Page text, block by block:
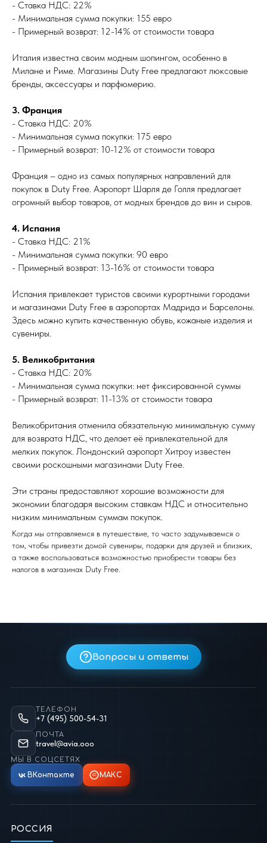
- Ставка НДС: 22%
- Минимальная сумма покупки: 155 евро
- Примерный возврат: 12-14% от стоимости товара
Италия известна своим модным шопингом, особенно в
Милане и Риме. Магазины Duty Free предлагают люксовые
бренды, аксессуары и парфюмерию.
3. Франция
- Ставка НДС: 20%
- Минимальная сумма покупки: 175 евро
- Примерный возврат: 10-12% от стоимости товара
Франция – одно из самых популярных направлений для
покупок в Duty Free. Аэропорт Шарля де Голля предлагает
огромный выбор товаров, от модных брендов до вин и сыров.
4. Испания
- Ставка НДС: 21%
- Минимальная сумма покупки: 90 евро
- Примерный возврат: 13-16% от стоимости товара
Испания привлекает туристов своими курортными городами
и магазинами Duty Free в аэропортах Мадрида и Барселоны.
Здесь можно купить качественную обувь, кожаные изделия и
сувениры.
5. Великобритания
- Ставка НДС: 20%
- Минимальная сумма покупки: нет фиксированной суммы
- Примерный возврат: 11-13% от стоимости товара
Великобритания отменила обязательную минимальную сумму
для возврата НДС, что делает её привлекательной для
мелких покупок. Лондонский аэропорт Хитроу известен
своими роскошными магазинами Duty Free.
Эти страны предоставляют хорошие возможности для
экономии благодаря высоким ставкам НДС и относительно
низким минимальным суммам покупок.
Когда мы отправляемся в путешествие, то часто задумываемся о
том, чтобы привезти домой сувениры, подарки для друзей и близких,
а также воспользоваться возможностью приобрести товары без
налогов в магазинах Duty Free.
Вопросы и ответы
ТЕЛЕФОН
+7 (495) 500-54-31
ПОЧТА
travel@avia.ooo
МЫ В СОЦСЕТЯХ
ВКонтакте МАКС
РОССИЯ